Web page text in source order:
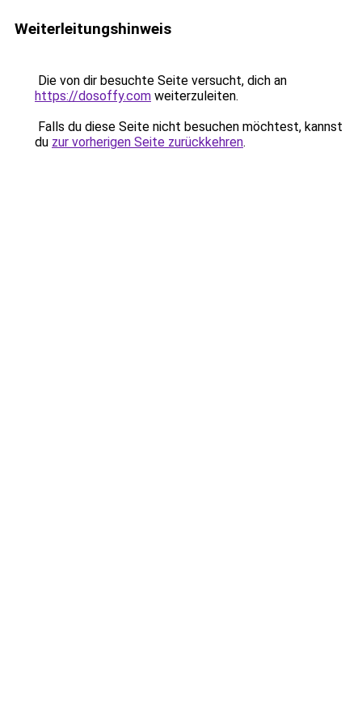
Weiterleitungshinweis
Die von dir besuchte Seite versucht, dich an
https://dosoffy.com weiterzuleiten.
Falls du diese Seite nicht besuchen möchtest, kannst
du zur vorherigen Seite zurückkehren.